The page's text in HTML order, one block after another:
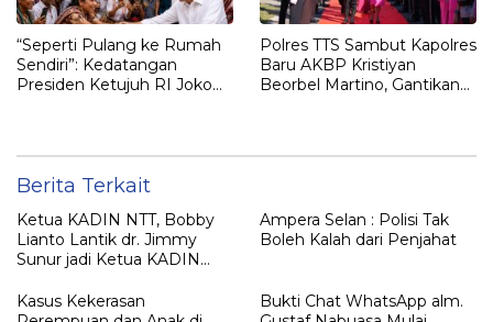
“Seperti Pulang ke Rumah
Sendiri”: Kedatangan
Presiden Ketujuh RI Joko
Polres TTS Sambut Kapolres
Baru AKBP Kristiyan
Beorbel Martino, Gantikan
Berita Terkait
Ketua KADIN NTT, Bobby
Lianto Lantik dr. Jimmy
Sunur jadi Ketua KADIN
Ampera Selan : Polisi Tak
Boleh Kalah dari Penjahat
Kasus Kekerasan
Bukti Chat WhatsApp alm.